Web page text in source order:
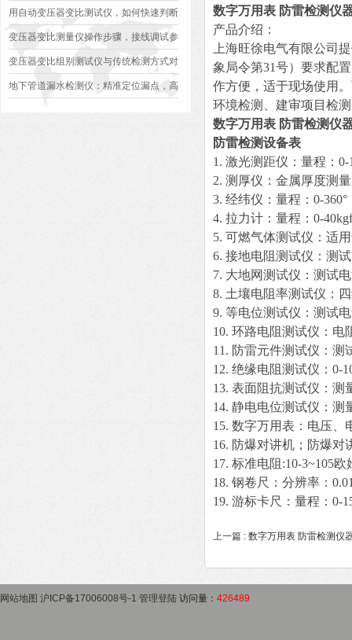
异常排查方案
型、接线规范、报告生成全流程标准化操
作指南
用自动变压器变比测试仪，如何快速判断
变压器是否合格？
变压器变比测量仪操作步骤，接线调试参
数设定变比测试数据保存使用教程
变压器变比组别测试仪与传统检测方式对
比：精度、速度与安全性深度分析
地下管道漏水检测仪：精准定位漏点，高
数字万用表 防雷检测仪
产品介绍：
上海旺徐电气有限公司
象局令第31号）要求配
作方便，适于现场使用
环境检测、建审项目检
数字万用表 防雷检测仪
防雷检测设备表
1. 激光测距仪：量程：
2. 测厚仪：金属厚度测
3. 经纬仪：量程：0-
4. 拉力计：量程：0-
5. 可燃气体测试仪：适
6. 接地电阻测试仪：测
7. 大地网测试仪：测试
8. 土壤电阻率测试仪：
9. 等电位测试仪：测试
10. 环路电阻测试仪：
11. 防雷元件测试仪：
12. 绝缘电阻测试仪：0-
13. 表面阻抗测试仪：测
14. 静电电位测试仪：测
15. 数字万用表：电压
16. 防爆对讲机；防爆对
17. 标准电阻:10-3~105
18. 钢卷尺：分辨率：
19. 游标卡尺：量程：0-
上一篇 : 数字万用表 防雷检测仪
网站地图 沪ICP备17006008号-1 管理登陆 访问量： 426489